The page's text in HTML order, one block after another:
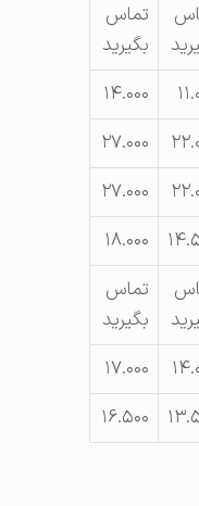
تماس
بگیرید
۱۴.۰۰۰
۲۷.۰۰۰
۲۷.۰۰۰
۱۸.۰۰۰
تماس
بگیرید
۱۷.۰۰۰
۱۶.۵۰۰